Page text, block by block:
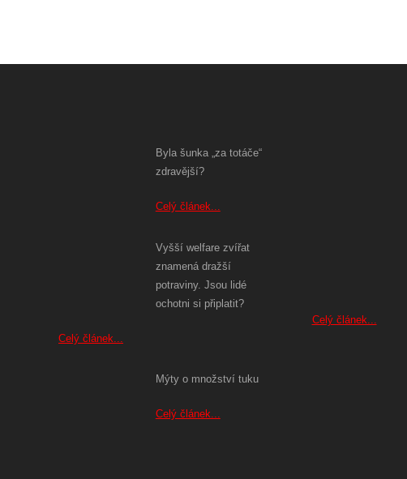
Byla šunka „za totáče“
zdravější?
Celý článek...
Vyšší welfare zvířat
znamená dražší
potraviny. Jsou lidé
ochotni si připlatit?
Celý článek...
Mýty o množství tuku
Celý článek...
Celý článek...